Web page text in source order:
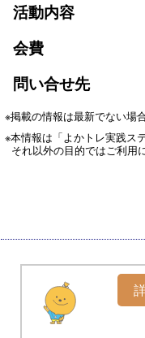
活動内容
会費
問い合せ先
※掲載の情報は最新でない場
※本情報は「よかトレ実践ス
それ以外の目的ではご利用